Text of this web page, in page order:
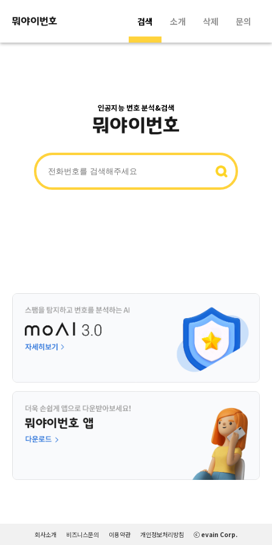
검색 소개 삭제 문의
인공지능 번호 분석&검색
회사소개 비즈니스문의 이용약관 개인정보처리방침 ⓒ evain Corp.